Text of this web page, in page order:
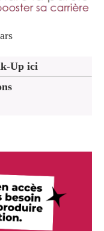
Up ici